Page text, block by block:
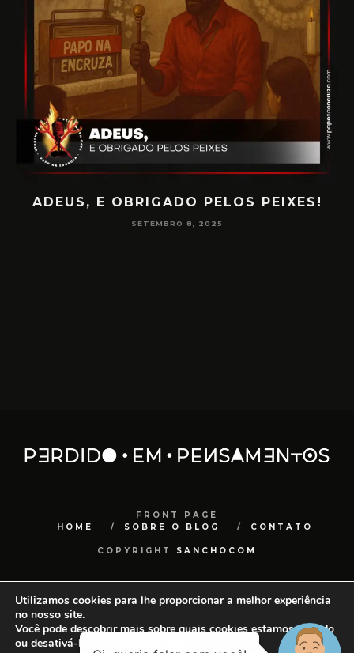
PAPO NA ENCRUZA 180 –
FRONT PAGE
HOME
SOBRE O BLOG CONTATO
COPYRIGHT SANCHOCOM
Utilizamos cookies para lhe proporcionar a melhor experiência
no nosso site.
Você pode descobrir mais sobre quais cookies estamos usando
ou desativá-los em